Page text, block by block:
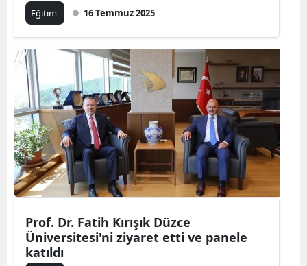
Eğitim 16 Temmuz 2025
Prof. Dr. Fatih Kırışık Düzce
Üniversitesi'ni ziyaret etti ve panele
katıldı